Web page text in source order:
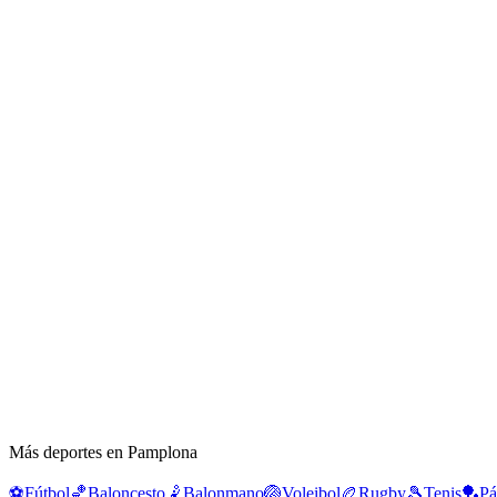
Más deportes en Pamplona
⚽Fútbol🏀Baloncesto 🤾Balonmano🏐Voleibol🏉Rugby🎾Tenis🏓